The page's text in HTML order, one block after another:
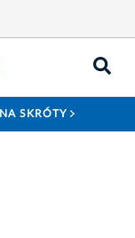
NA SKRÓTY